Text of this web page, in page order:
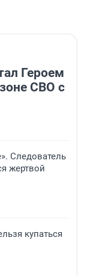
Героем
СВО с
Следователь
жертвой
купаться